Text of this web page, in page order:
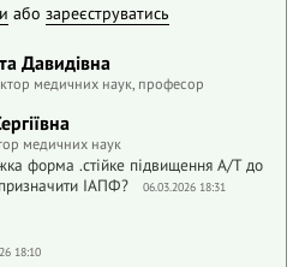
або зареєструватись
Давидівна
медичних наук, професор
медичних наук
форма .стійке підвищення А/Т до
ІАПФ?
06.03.2026 18:31
18:10